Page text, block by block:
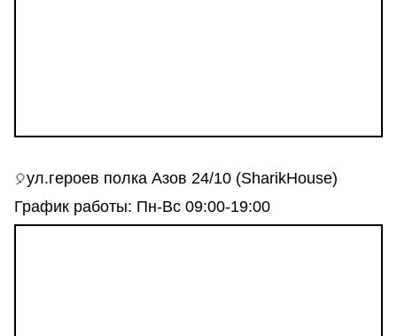
🎈ул.героев полка Азов 24/10 (SharikHouse)
График работы: Пн-Вс 09:00-19:00